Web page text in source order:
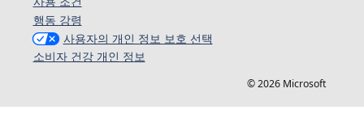
행동 강령
사용자의 개인 정보 보호 선택
소비자 건강 개인 정보
© 2026 Microsoft